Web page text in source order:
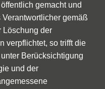
gemacht und
gemäß
Löschung der
verpflichtet, so trifft die
Berücksichtigung
und der